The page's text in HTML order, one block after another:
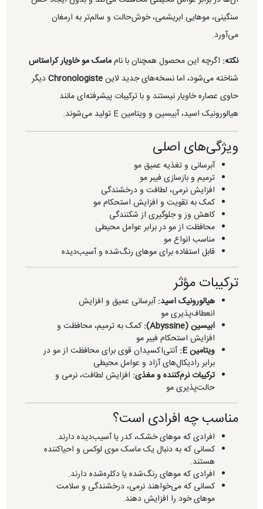
سنگینی، موهایی ابریشمی، خوش‌حالت و سالم‌تر به ارمغان
می‌آورد.
نکته: اگرچه این محصول همچنان با نامماسک مو خاویار کراستاس
شناخته می‌شود، اما نسخه‌های جدید لاینChronologisteدیگر
حاوی عصاره خاویار نیستند و با ترکیبات پیشرفته‌ای مانند
هیالورونیک اسید، آبیسین و ویتامین E تولید می‌شوند.
ویژگی‌های اصلی
آبرسانی و تغذیه عمیق مو
ترمیم و بازسازی فیبر مو
افزایش نرمی، لطافت و درخشندگی
کمک به تقویت و افزایش استحکام مو
کاهش وز و جلوگیری از شکنندگی
محافظت از مو در برابر عوامل محیطی
مناسب انواع مو
قابل استفاده برای موهای رنگ‌شده و آسیب‌دیده
ترکیبات مؤثر
هیالورونیک اسید:آبرسانی عمیق و افزایش
انعطاف‌پذیری مو
آبیسین (Abyssine):
کمک به ترمیم، محافظت و
افزایش استحکام فیبر مو
ویتامین E:
آنتی‌اکسیدان قوی برای محافظت از مو در
برابر رادیکال‌های آزاد و عوامل محیطی
ترکیبات نرم‌کننده و مغذی: افزایش لطافت، نرمی و
حالت‌پذیری مو
مناسب چه افرادی است؟
افرادی که موهای خشک، کدر یا آسیب‌دیده دارند.
کسانی که به دنبال یک ماسک موی لوکس و احیاکننده
هستند.
افرادی که موهای رنگ‌شده یا دکلره‌شده دارند.
کسانی که می‌خواهند نرمی، درخشندگی و سلامت
موهای خود را افزایش دهند.